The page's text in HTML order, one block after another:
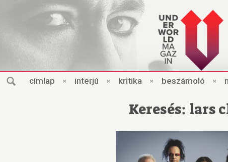
címlap × interjú × kritika × beszámoló ×
Keresés: lars